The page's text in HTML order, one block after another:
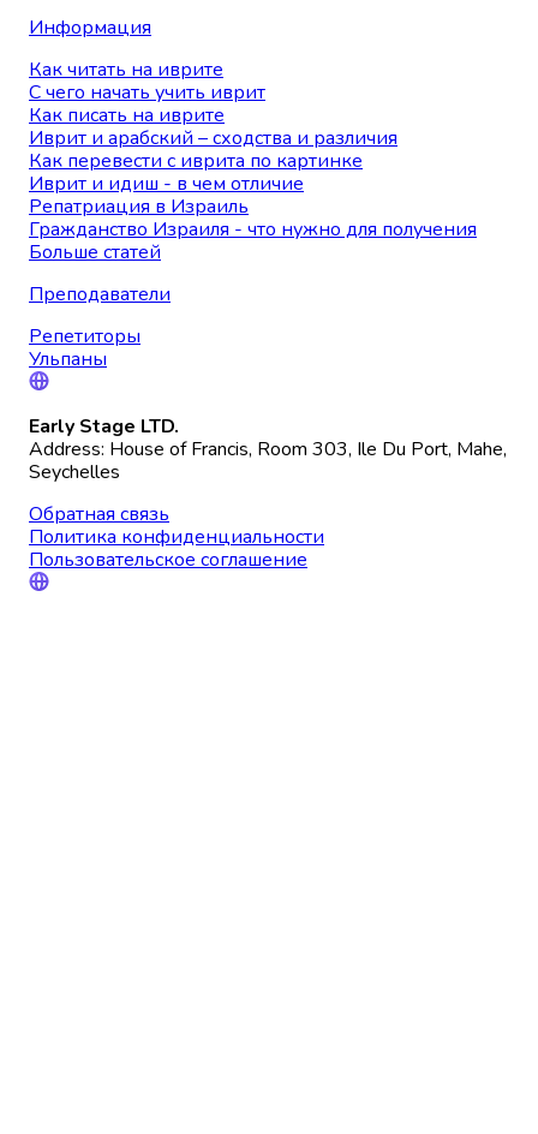
Информация
Как читать на иврите
С чего начать учить иврит
Как писать на иврите
Иврит и арабский – сходства и различия
Как перевести с иврита по картинке
Иврит и идиш - в чем отличие
Репатриация в Израиль
Гражданство Израиля - что нужно для получения
Больше статей
Преподаватели
Репетиторы
Ульпаны
Early Stage LTD.
Address: House of Francis, Room 303, Ile Du Port, Mahe,
Seychelles
Обратная связь
Политика конфиденциальности
Пользовательское соглашение